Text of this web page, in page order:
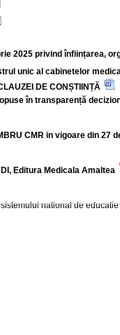
2025 privind înființarea,
unic al cabinetelor
DE CONȘTIINȚĂ
în transparență
CMR in vigoare din 27
Editura Medicala Amaltea
national de